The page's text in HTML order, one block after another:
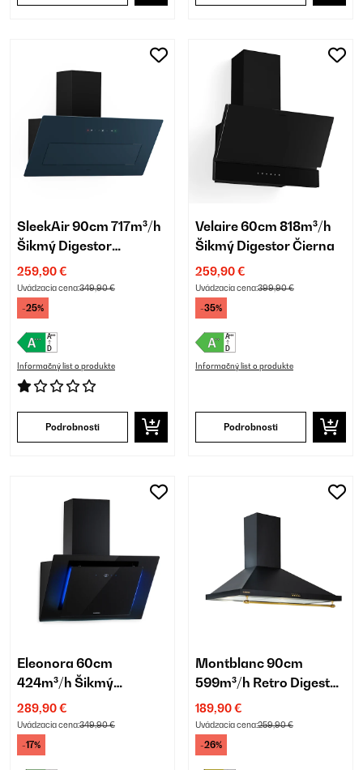
SleekAir 90cm 717m³/h
Šikmý Digestor
Antracitová
259,90 €
Uvádzacia cena:349,90 €
-25%
Informačný list o produkte
Podrobnosti
Velaire 60cm 818m³/h
Šikmý Digestor Čierna
259,90 €
Uvádzacia cena:399,90 €
-35%
Informačný list o produkte
Podrobnosti
Eleonora 60cm
424m³/h Šikmý
Digestor Čierna
289,90 €
Uvádzacia cena:349,90 €
-17%
Montblanc 90cm
599m³/h Retro Digestor
Čierna
189,90 €
Uvádzacia cena:259,90 €
-26%